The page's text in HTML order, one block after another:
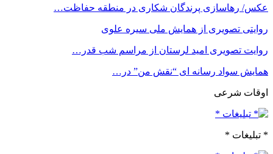
عکس/ رهاسازی پرندگان شکاری در منطقه حفاظت…
روایتی تصویری از همایش ملی سیره علوی
روایت تصویری امید لرستان از مراسم شب قدر…
همایش سواد رسانه ای “نقش من” در…
اوقات شرعی
* تبلیغات *